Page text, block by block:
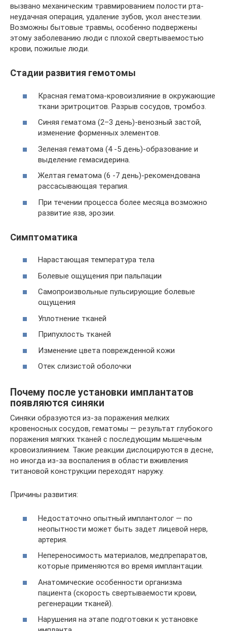
вызвано механическим травмированием полости рта-
неудачная операция, удаление зубов, укол анестезии.
Возможны бытовые травмы, особенно подвержены
этому заболеванию люди с плохой свертываемостью
крови, пожилые люди.
Стадии развития гемотомы
Красная гематома-кровоизлияние в окружающие
ткани эритроцитов. Разрыв сосудов, тромбоз.
Синяя гематома (2–3 день)-венозный застой,
изменение форменных элементов.
Зеленая гематома (4 -5 день)-образование и
выделение гемасидерина.
Желтая гематома (6 -7 день)-рекомендована
рассасывающая терапия.
При течении процесса более месяца возможно
развитие язв, эрозии.
Симптоматика
Нарастающая температура тела
Болевые ощущения при пальпации
Самопроизвольные пульсирующие болевые
ощущения
Уплотнение тканей
Припухлость тканей
Изменение цвета поврежденной кожи
Отек слизистой оболочки
Почему после установки имплантатов
появляются синяки
Синяки образуются из-за поражения мелких
кровеносных сосудов, гематомы — результат глубокого
поражения мягких тканей с последующим мышечным
кровоизлиянием. Такие реакции дислоцируются в десне,
но иногда из-за воспаления в области вживления
титановой конструкции переходят наружу.
Причины развития:
Недостаточно опытный имплантолог — по
неопытности может быть задет лицевой нерв,
артерия.
Непереносимость материалов, медпрепаратов,
которые применяются во время имплантации.
Анатомические особенности организма
пациента (скорость свертываемости крови,
регенерации тканей).
Нарушения на этапе подготовки к установке